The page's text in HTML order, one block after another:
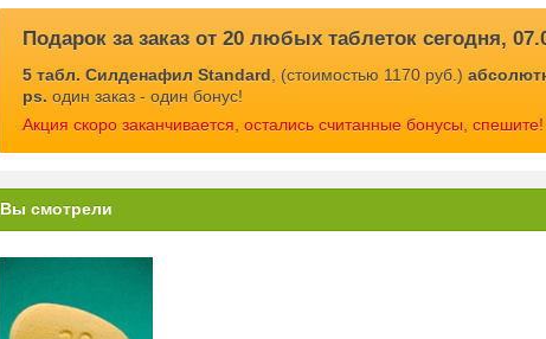
Подарок за заказ от 20 любых таблеток сегодня,
5 табл. Силденафил Standard , (стоимостью 1170 руб.)
ps. один заказ - один бонус!
Акция скоро заканчивается, остались считанные бонусы, спешите!
Вы смотрели